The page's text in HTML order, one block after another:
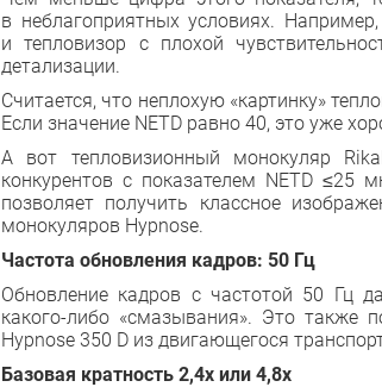
в неблагоприятных условиях.
и тепловизор с плохой
детализации.
Считается, что неплохую «картинку»
Если значение NETD равно 40, это уже
А вот тепловизионный монокуляр
конкурентов с показателем NEТD ≤25
позволяет получить классное
монокуляров Hypnose.
Частота обновления кадров: 50 Гц
Обновление кадров с частотой 50 Гц
какого-либо «смазывания». Это также
Hypnose 350 D из двигающегося
Базовая кратность 2,4х или 4,8х